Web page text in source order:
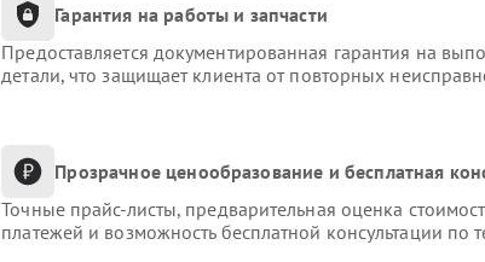
Гарантия на работы и запчасти
Предоставляется документированная гарантия на
детали, что защищает клиента от повторных
Прозрачное ценообразование и бесплатная
Точные прайс-листы, предварительная оценка
платежей и возможность бесплатной консультации по